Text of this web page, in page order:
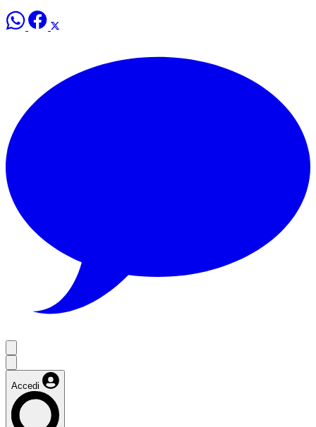
Accedi